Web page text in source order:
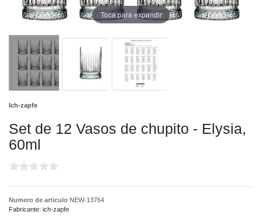
Toca para expandir
Ich-zapfe
Set de 12 Vasos de chupito - Elysia,
60ml
Numero de articulo NEW-13764
Fabricante: ich-zapfe